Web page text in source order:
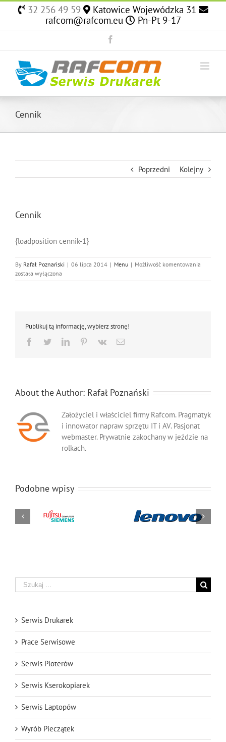
Skip
32 256 49 59
Katowice Wojewódzka 31
rafcom@rafcom.eu
Pn-Pt 9-17
Cennik
Poprzedni Kolejny
Cennik
{loadposition cennik-1}
By Rafał Poznański | 06 lipca 2014 | Menu | Możliwość komentowania
została wyłączona
Publikuj tą informację, wybierz stronę!
Facebook
TwitterLinkedInPinterest
Vk Email
About the Author: Rafał Poznański
Założyciel i właściciel firmy Rafcom. Pragmatyk
i innowator napraw sprzętu IT i AV. Pasjonat
webmaster. Prywatnie zakochany w jeździe na
rolkach.
Podobne wpisy
Fujitsu
Szukaj
Serwis Drukarek
Prace Serwisowe
Serwis Ploterów
Serwis Kserokopiarek
Serwis Laptopów
Wyrób Pieczątek